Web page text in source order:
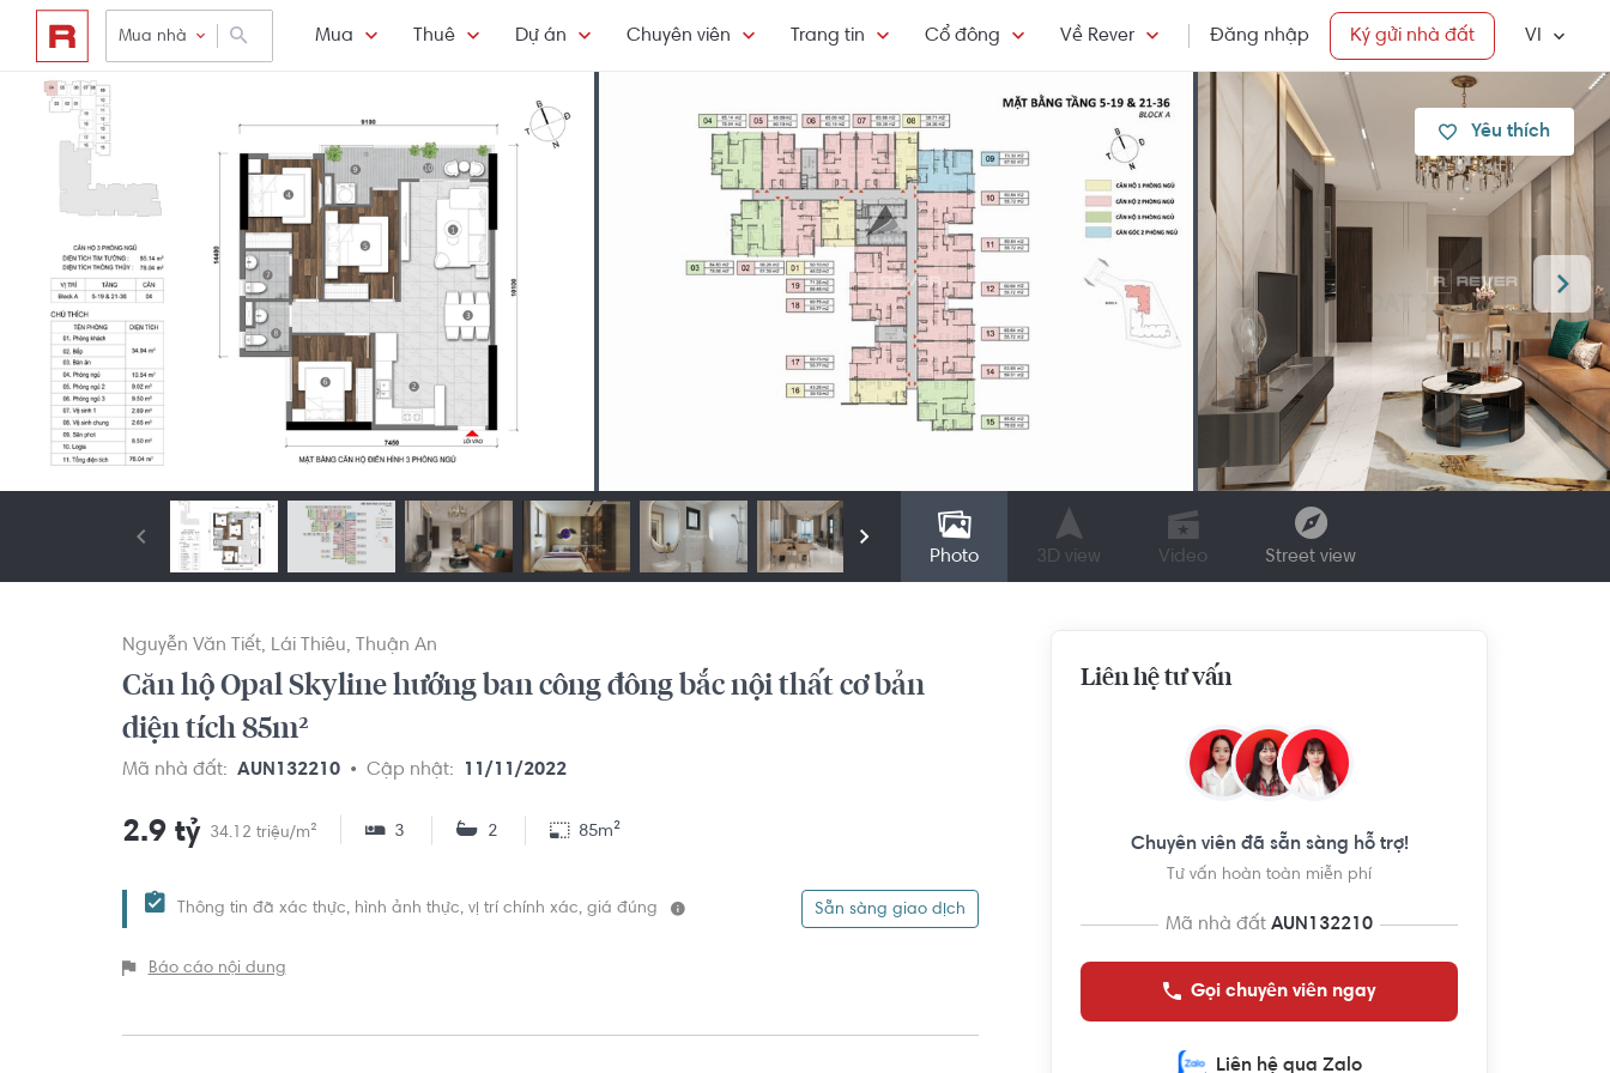
Mua nhà Mua Thuê Dự án Chuyên viên Trang tin Cổ đông Về Rever Đăng nhập Ký gửi nhà đất VI
Yêu thích
Photo 3D view Video Street view
Nguyễn Văn Tiết Lái Thiêu Thuận An
Căn hộ Opal Skyline hướng ban công đông bắc nội thất cơ bản
diện tích 85m²
Mã nhà đất: AUN132210 Cập nhật: 11/11/2022
2.9 tỷ 34.12 triệu/m² 3 2 85m²
Thông tin đã xác thực, hình ảnh thực, vị trí chính xác, giá đúng Sẵn sàng giao dịch
Báo cáo nội dung
Liên hệ tư vấn
Chuyên viên đã sẵn sàng hỗ trợ!
Tư vấn hoàn toàn miễn phí
Mã nhà đất AUN132210
Gọi chuyên viên ngay
Liên hệ qua Zalo